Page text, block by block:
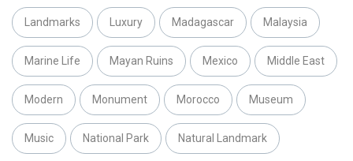
Landmarks Luxury Madagascar Malaysia
Marine Life Mayan Ruins Mexico Middle East
Modern Monument Morocco Museum
Music National Park Natural Landmark